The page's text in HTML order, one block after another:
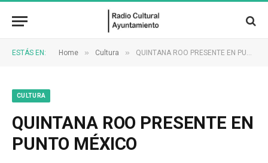
ESTÁS EN: Home » Cultura » QUINTANA ROO PRESENTE EN PUNTO MÉXICO
CULTURA
QUINTANA ROO PRESENTE EN
PUNTO MÉXICO